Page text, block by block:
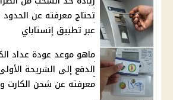
تحتاج معرفته عن الحدود
عبر تطبيق إنستاباي
ماهو موعد عودة عداد
الدفع إلى الشريحة
معرفته عن شحن الكارت